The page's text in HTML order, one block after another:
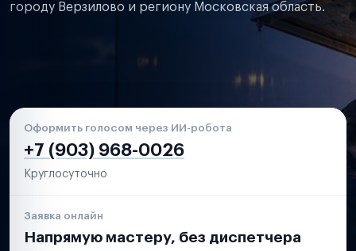
городу Верзилово и региону Московская область.
Оформить голосом через ИИ-робота
+7 (903) 968-0026
Круглосуточно
Заявка онлайн
Напрямую мастеру, без диспетчера